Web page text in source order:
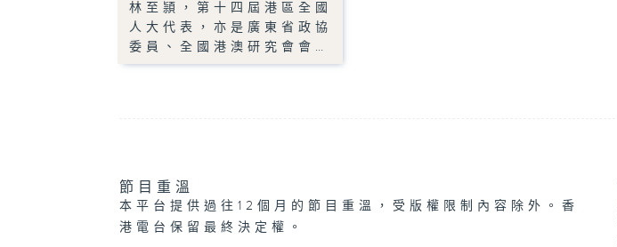
林至頴，第十四屆港區全國
人大代表，亦是廣東省政協
委員、全國港澳研究會會…
節目重溫
本平台提供過往12個月的節目重溫，受版權限制內容除外。香
港電台保留最終決定權。